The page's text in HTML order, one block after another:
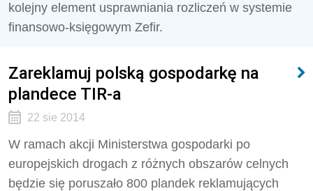
kolejny element usprawniania rozliczeń w systemie
finansowo-księgowym Zefir.
Zareklamuj polską gospodarkę na
plandece TIR-a
22 sie 2014
W ramach akcji Ministerstwa gospodarki po
europejskich drogach z różnych obszarów celnych
będzie się poruszało 800 plandek reklamujących